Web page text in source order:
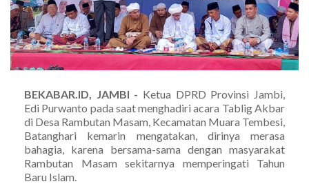
BEKABAR.ID, JAMBI - Ketua DPRD Provinsi Jambi,
Edi Purwanto pada saat menghadiri acara Tablig Akbar
di Desa Rambutan Masam, Kecamatan Muara Tembesi,
Batanghari kemarin mengatakan, dirinya merasa
bahagia, karena bersama-sama dengan masyarakat
Rambutan Masam sekitarnya memperingati Tahun
Baru Islam.